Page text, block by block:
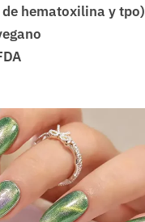
hematoxilina y tpo)